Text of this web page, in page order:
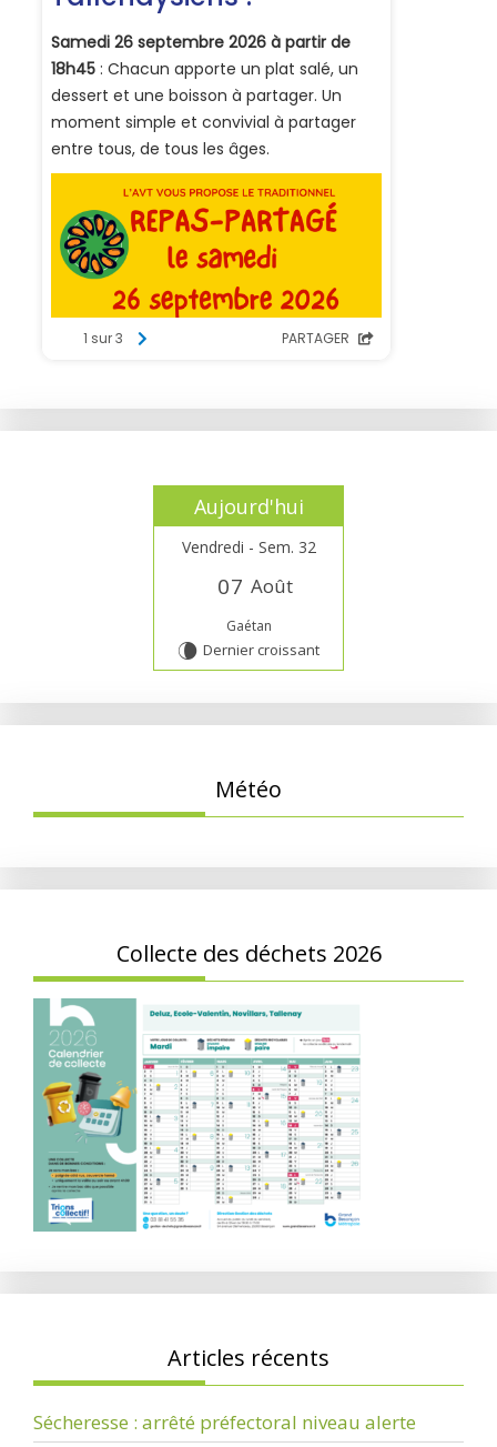
Aujourd'hui
Vendredi - Sem. 32
07 Août
Gaétan
V Dernier croissant
Météo
Collecte des déchets 2026
Articles récents
Sécheresse : arrêté préfectoral niveau alerte